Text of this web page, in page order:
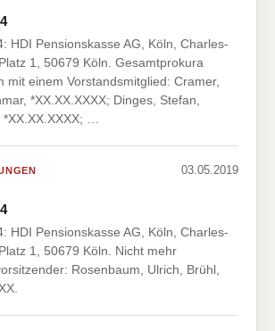
HDI Pensionskasse AG, Köln, Charles-
1, 50679 Köln. Gesamtprokura
mit einem Vorstandsmitglied: Cramer,
*XX.XX.XXXX; Dinges, Stefan,
…
03.05.2019
HDI Pensionskasse AG, Köln, Charles-
1, 50679 Köln. Nicht mehr
Rosenbaum, Ulrich, Brühl,